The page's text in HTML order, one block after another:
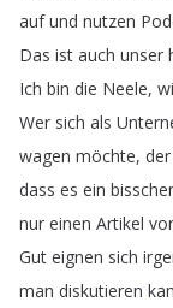
auf und nutzen
Das ist auch unser
Ich bin die Neele,
Wer sich als
wagen möchte, der
dass es ein
nur einen Artikel
Gut eignen sich
man diskutieren